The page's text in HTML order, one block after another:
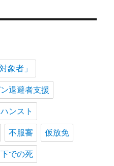
象者」
退避者支援
ハンスト
不服審 仮放免
での死